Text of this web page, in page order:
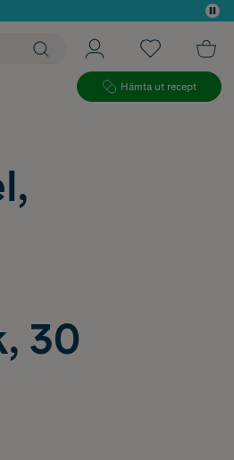
Hämta ut recept
30